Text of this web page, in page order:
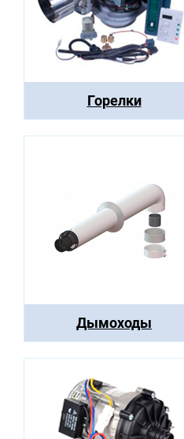
Горелки
Дымоходы